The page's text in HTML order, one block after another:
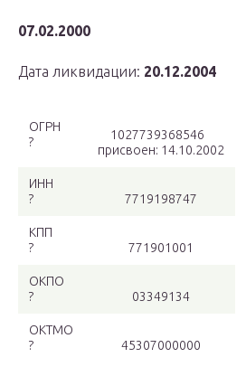
07.02.2000
Дата ликвидации: 20.12.2004
ОГРН
?
1027739368546
присвоен: 14.10.2002
ИНН
?
7719198747
КПП
?
771901001
ОКПО
?
03349134
ОКТМО
?
45307000000